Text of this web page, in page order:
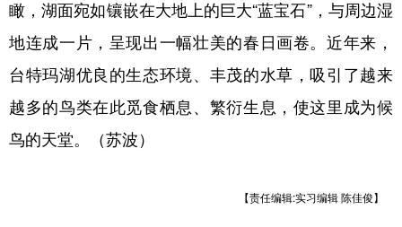
四川 贵州 云南 西藏
陕西 甘肃 青海 宁夏
新疆 内蒙古 黑龙江
多语种频道
Français عربى
瞰，湖面宛如镶嵌在大地上的巨大“蓝宝石”，与周边湿
地连成一片，呈现出一幅壮美的春日画卷。近年来，
台特玛湖优良的生态环境、丰茂的水草，吸引了越来
越多的鸟类在此觅食栖息、繁衍生息，使这里成为候
鸟的天堂。（苏波）
【责任编辑:实习编辑 陈佳俊】